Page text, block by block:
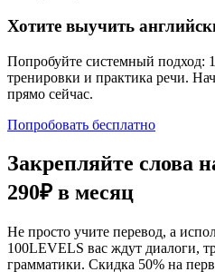
Хотите выучить
Попробуйте системный подход:
тренировки и практика речи.
прямо сейчас.
Попробовать бесплатно
Закрепляйте слова
290₽ в месяц
Не просто учите перевод, а
100LEVELS вас ждут диалоги,
грамматики. Скидка 50% на